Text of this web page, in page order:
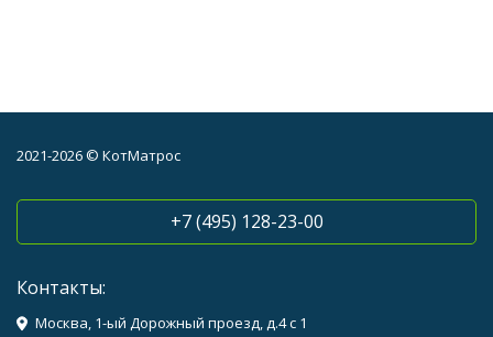
2021-2026 © КотМатрос
+7 (495) 128-23-00
Контакты:
Москва, 1-ый Дорожный проезд, д.4 с 1